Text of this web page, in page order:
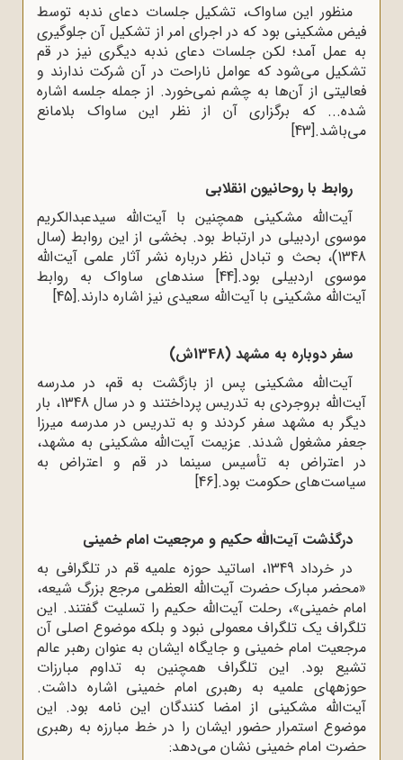
منظور این ساواک، تشکیل جلسات دعای ندبه توسط
فیض مشکینی بود که در اجرای امر از تشکیل آن جلوگیری
به عمل آمد؛ لکن جلسات دعای ندبه دیگری نیز در قم
تشکیل می‌شود که عوامل ناراحت در آن شرکت ندارند و
فعالیتی از آن‌ها به چشم نمی‌خورد. از جمله جلسه اشاره
شده... که برگزاری آن از نظر این ساواک بلامانع
می‌باشد.[43]
روابط با روحانیون انقلابی
آیت‌الله مشکینی همچنین با آیت‌الله سیدعبدالکریم
موسوی اردبیلی در ارتباط بود. بخشی از این روابط (سال
1348)، بحث و تبادل نظر درباره نشر آثار علمی آیت‌الله
موسوی اردبیلی بود.[44] سندهای ساواک به روابط
آیت‌الله مشکینی با آیت‌الله سعیدی نیز اشاره دارند.[45]
سفر دوباره به مشهد (1348ش)
آیت‌الله مشکینی پس از بازگشت به قم، در مدرسه
آیت‌الله بروجردی به تدریس پرداختند و در سال 1348، بار
دیگر به مشهد سفر کردند و به تدریس در مدرسه میرزا
جعفر مشغول شدند. عزیمت آیت‌الله مشکینی به مشهد،
در اعتراض به تأسیس سینما در قم و اعتراض به
سیاست‌های حکومت بود.[46]
درگذشت آیت‌الله حکیم و مرجعیت امام خمینی
در خرداد 1349، اساتید حوزه علمیه قم در تلگرافی به
«محضر مبارک حضرت آیت‌الله العظمی مرجع بزرگ شیعه،
امام خمینی»، رحلت آیت‌الله حکیم را تسلیت گفتند. این
تلگراف یک تلگراف معمولی نبود و بلکه موضوع اصلی آن
مرجعیت امام خمینی و جایگاه ایشان به عنوان رهبر عالم
تشیع بود. این تلگراف همچنین به تداوم مبارزات
حوزه‍های علمیه به رهبری امام خمینی اشاره داشت.
آیت‌الله مشکینی از امضا کنندگان این نامه بود. این
موضوع استمرار حضور ایشان را در خط مبارزه به رهبری
حضرت امام خمینی نشان می‌دهد: